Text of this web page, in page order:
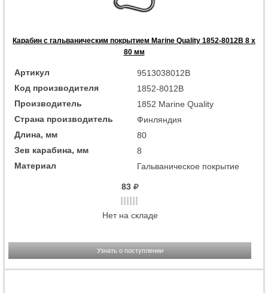
Карабин с гальваническим покрытием Marine Quality 1852-8012B 8 x
80 мм
Артикул
9513038012B
Код производителя
1852-8012B
Производитель
1852 Marine Quality
Страна производитель
Финляндия
Длина, мм
80
Зев карабина, мм
8
Материал
Гальваническое покрытие
83
Нет на складе
Узнать о поступлении